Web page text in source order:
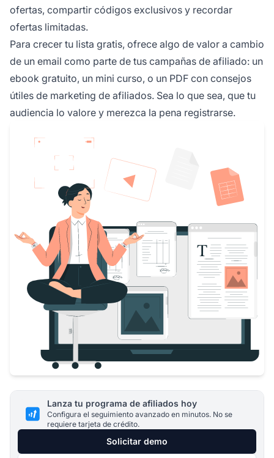
ofertas, compartir códigos exclusivos y recordar
ofertas limitadas.
Para crecer tu lista gratis, ofrece algo de valor a cambio
de un email como parte de tus campañas de afiliado: un
ebook gratuito, un mini curso, o un PDF con consejos
útiles de marketing de afiliados. Sea lo que sea, que tu
audiencia lo valore y merezca la pena registrarse.
Lanza tu programa de afiliados hoy
Configura el seguimiento avanzado en minutos. No se
requiere tarjeta de crédito.
Solicitar demo